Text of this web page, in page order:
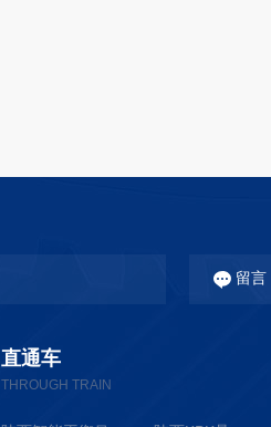
直通车
THROUGH TRAIN